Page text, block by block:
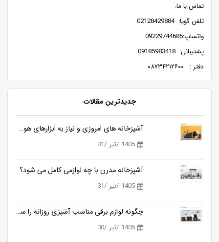
تماس با ما:
تلفن گویا: 02128429884
واتساپ:09229744685
پشتیبانی: 09185983418
دفتر : ۰۸۷۳۴۲۱۲۶۰۰
جدیدترین مقالات
آشپزخانه های امروزی و نیاز به ابزارهای هوشمندتر
1405 /تیر /31
آشپزخانه مدرن با چه لوازمی کامل می شود؟
1405 /تیر /31
چگونه لوازم برقی مناسب آشپزی روزانه را ساده تر می کنند؟
1405 /تیر /30